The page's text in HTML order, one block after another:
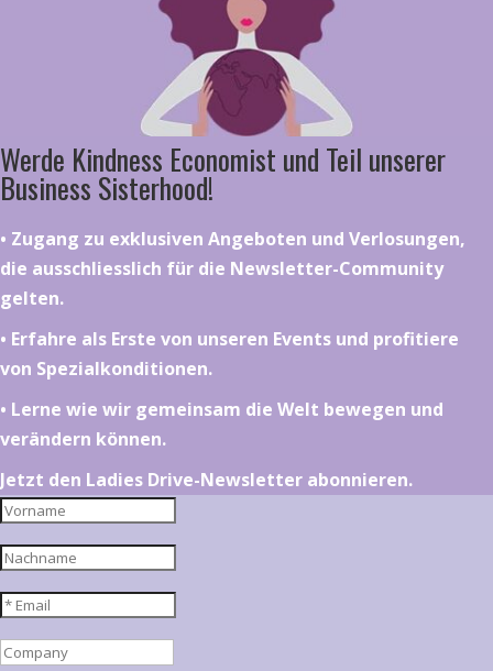
Werde Kindness Economist und Teil unserer
Business Sisterhood!
•⁠ ⁠⁠Zugang zu exklusiven Angeboten und Verlosungen,
die ausschliesslich für die Newsletter-Community
gelten.
•⁠ ⁠⁠Erfahre als Erste von unseren Events und profitiere
von Spezialkonditionen.
•⁠ ⁠⁠Lerne wie wir gemeinsam die Welt bewegen und
verändern können.
Jetzt den Ladies Drive-Newsletter abonnieren.